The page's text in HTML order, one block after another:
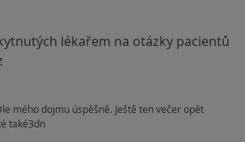
lékařem na otázky pacientů
mého dojmu úspěšně. Ještě ten večer opět
také3dn